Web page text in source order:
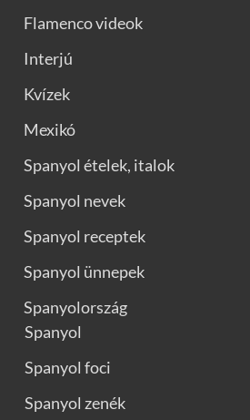
Flamenco videok
Interjú
Kvízek
Mexikó
Spanyol ételek, italok
Spanyol nevek
Spanyol receptek
Spanyol ünnepek
Spanyolország
Spanyol
Spanyol foci
Spanyol zenék